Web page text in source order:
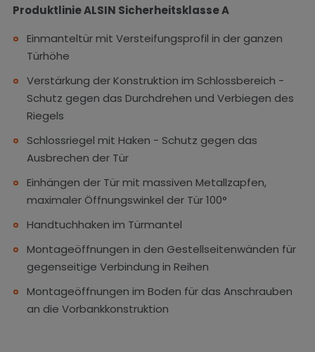
Produktlinie ALSIN Sicherheitsklasse A
Einmanteltür mit Versteifungsprofil in der ganzen
Türhöhe
Verstärkung der Konstruktion im Schlossbereich -
Schutz gegen das Durchdrehen und Verbiegen des
Riegels
Schlossriegel mit Haken - Schutz gegen das
Ausbrechen der Tür
Einhängen der Tür mit massiven Metallzapfen,
maximaler Öffnungswinkel der Tür 100°
Handtuchhaken im Türmantel
Montageöffnungen in den Gestellseitenwänden für
gegenseitige Verbindung in Reihen
Montageöffnungen im Boden für das Anschrauben
an die Vorbankkonstruktion